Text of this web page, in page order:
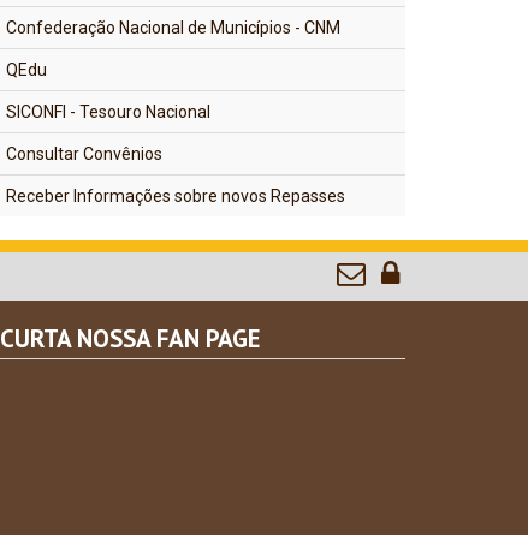
Confederação Nacional de Municípios - CNM
QEdu
SICONFI - Tesouro Nacional
Consultar Convênios
Receber Informações sobre novos Repasses
CURTA NOSSA FAN PAGE